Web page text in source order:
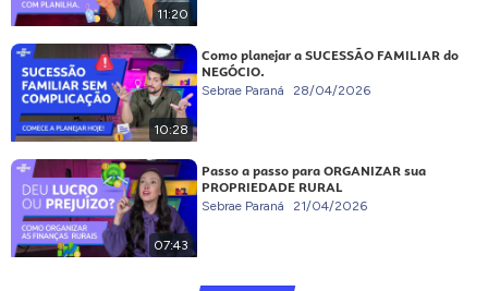
11:20
10:28
Como planejar a SUCESSÃO FAMILIAR do
NEGÓCIO.
Sebrae Paraná 28/04/2026
07:43
Passo a passo para ORGANIZAR sua
PROPRIEDADE RURAL
Sebrae Paraná 21/04/2026